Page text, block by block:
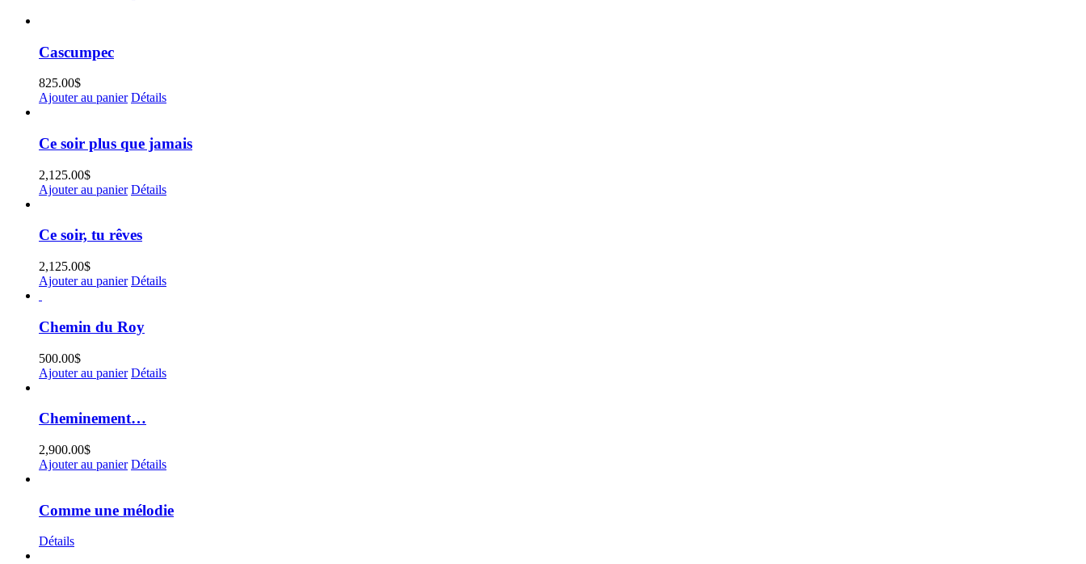
Cascumpec
825.00$
Ajouter au panier Détails
Ce soir plus que jamais
2,125.00$
Ajouter au panier Détails
Ce soir, tu rêves
2,125.00$
Ajouter au panier Détails
Chemin du Roy
500.00$
Ajouter au panier Détails
Cheminement…
2,900.00$
Ajouter au panier Détails
Comme une mélodie
Détails